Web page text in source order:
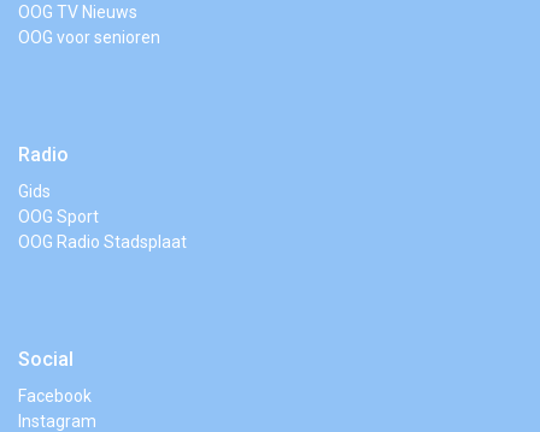
OOG TV Nieuws
OOG voor senioren
Radio
Gids
OOG Sport
OOG Radio Stadsplaat
Social
Facebook
Instagram